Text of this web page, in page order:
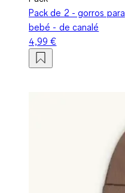
Pack de 2 - gorros para
bebé - de canalé
4,99 €